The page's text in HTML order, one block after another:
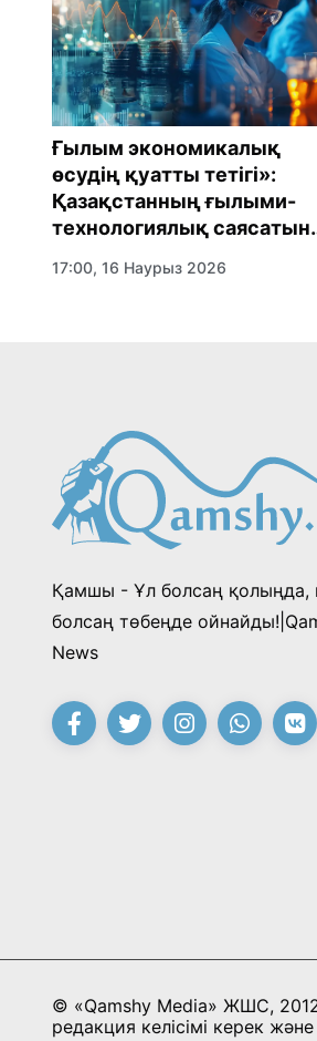
Ғылым экономикалық
өсудің қуатты тетігі»:
Қазақстанның ғылыми-
технологиялық саясатын
17:00, 16 Наурыз 2026
Қамшы - Ұл болсаң қолыңда,
болсаң төбеңде
News
© «Qamshy Media» ЖШС,
редакция келісімі керек